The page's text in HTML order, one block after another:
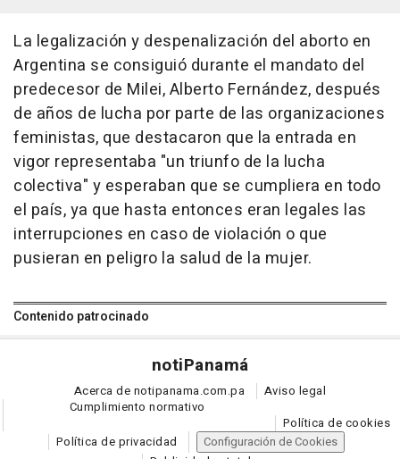
La legalización y despenalización del aborto en
Argentina se consiguió durante el mandato del
predecesor de Milei, Alberto Fernández, después
de años de lucha por parte de las organizaciones
feministas, que destacaron que la entrada en
vigor representaba "un triunfo de la lucha
colectiva" y esperaban que se cumpliera en todo
el país, ya que hasta entonces eran legales las
interrupciones en caso de violación o que
pusieran en peligro la salud de la mujer.
Contenido patrocinado
notiPanamá
Acerca de notipanama.com.pa
Aviso legal
Cumplimiento normativo
Política de cookies
Política de privacidad
Configuración de Cookies